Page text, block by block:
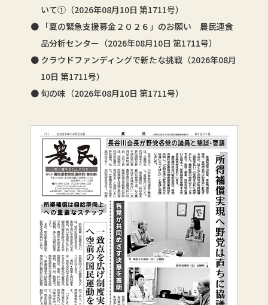
いて①（2026年08月10日 第1711号）
「夏の緊急支援募金２０２６」のお願い 農民連食
品分析センター（2026年08月10日 第1711号）
クラウドファンディングで新たな挑戦（2026年08月
10日 第1711号）
旬の味（2026年08月10日 第1711号）